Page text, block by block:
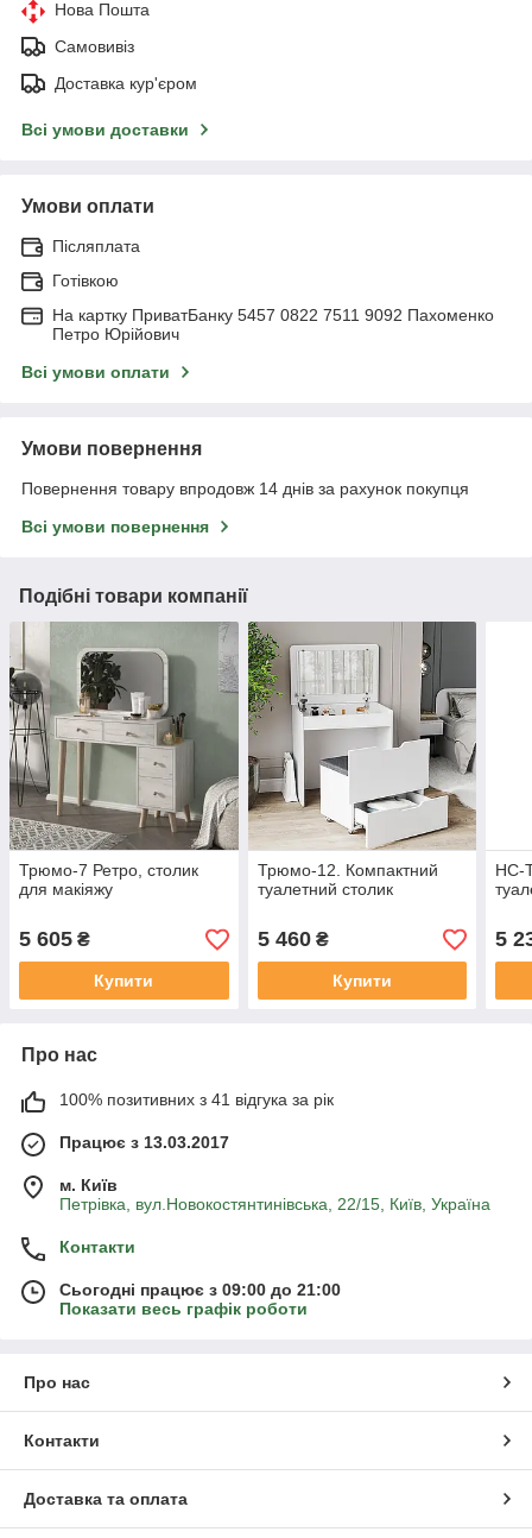
Нова Пошта
Самовивіз
Доставка кур'єром
Всі умови доставки
Умови оплати
Післяплата
Готівкою
На картку ПриватБанку 5457 0822 7511 9092 Пахоменко
Петро Юрійович
Всі умови оплати
Умови повернення
Повернення товару впродовж 14 днів за рахунок покупця
Всі умови повернення
Подібні товари компанії
Трюмо-7 Ретро, столик
для макіяжу
5 605 ₴
Купити
Трюмо-12. Компактний
туалетний столик
5 460₴
Купити
НС-
5
Про нас
100% позитивних з 41 відгука за рік
Працює з 13.03.2017
м. Київ
Петрівка, вул.Новокостянтинівська, 22/15, Київ, Україна
Контакти
Сьогодні працює з 09:00 до 21:00
Показати весь графік роботи
Про нас
Контакти
Доставка та оплата